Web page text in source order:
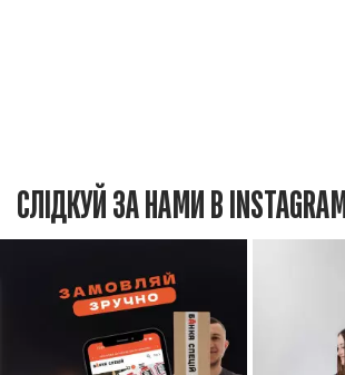
СЛІДКУЙ ЗА НАМИ В INSTAGRAM